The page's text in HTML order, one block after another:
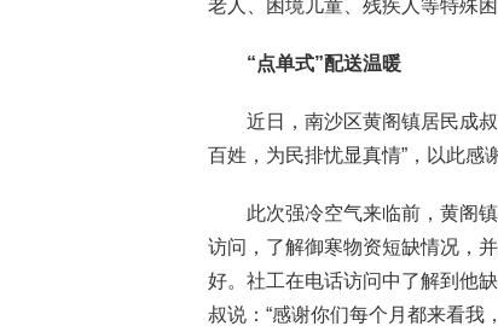
老人、困境儿童、残疾人等特殊
“点单式”配送温暖
近日，南沙区黄阁镇居民成
百姓，为民排忧显真情”，以此感
此次强冷空气来临前，黄阁
访问，了解御寒物资短缺情况，
好。社工在电话访问中了解到他
叔说：“感谢你们每个月都来看我